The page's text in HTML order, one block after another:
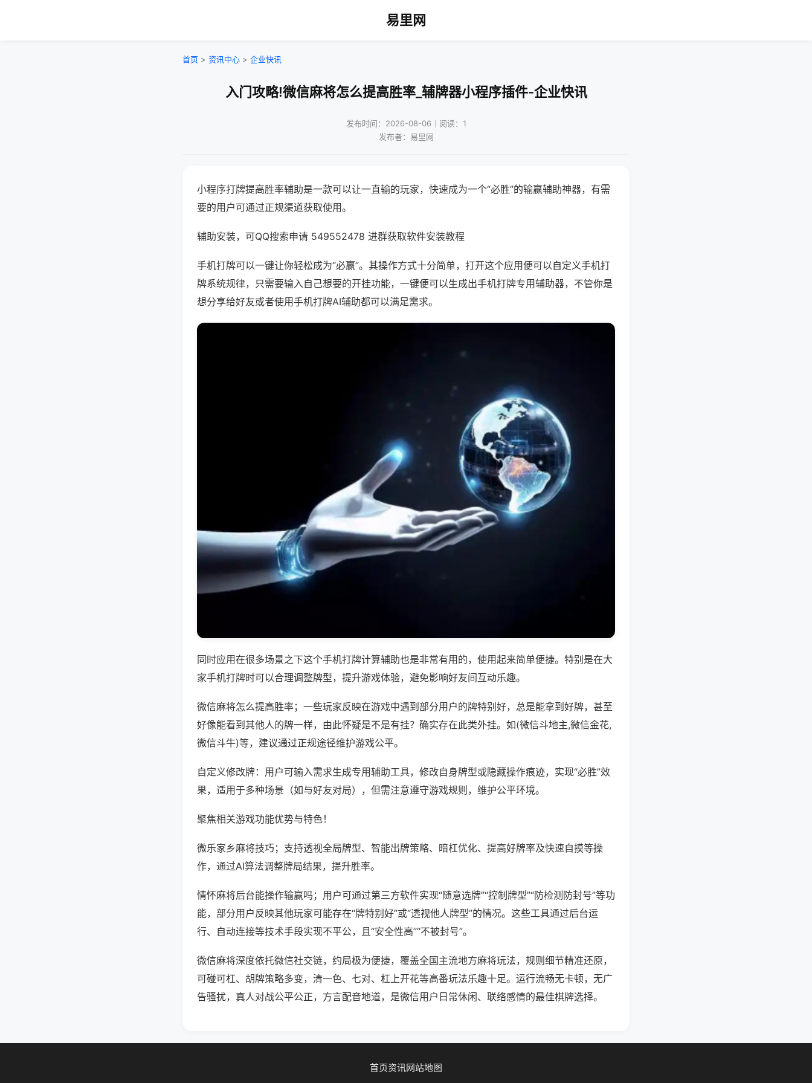
易里网
首页 > 资讯中心 > 企业快讯
入门攻略!微信麻将怎么提高胜率_辅牌器小程序插件-企业快讯
发布时间：2026-08-06｜阅读：1
发布者：易里网
小程序打牌提高胜率辅助是一款可以让一直输的玩家，快速成为一个“必胜”的输赢辅助神器，有需
要的用户可通过正规渠道获取使用。
辅助安装，可QQ搜索申请 549552478 进群获取软件安装教程
手机打牌可以一键让你轻松成为“必赢”。其操作方式十分简单，打开这个应用便可以自定义手机打
牌系统规律，只需要输入自己想要的开挂功能，一键便可以生成出手机打牌专用辅助器，不管你是
想分享给好友或者使用手机打牌AI辅助都可以满足需求。
同时应用在很多场景之下这个手机打牌计算辅助也是非常有用的，使用起来简单便捷。特别是在大
家手机打牌时可以合理调整牌型，提升游戏体验，避免影响好友间互动乐趣。
微信麻将怎么提高胜率；一些玩家反映在游戏中遇到部分用户的牌特别好，总是能拿到好牌，甚至
好像能看到其他人的牌一样，由此怀疑是不是有挂？确实存在此类外挂。如(微信斗地主,微信金花,
微信斗牛)等，建议通过正规途径维护游戏公平。
自定义修改牌：用户可输入需求生成专用辅助工具，修改自身牌型或隐藏操作痕迹，实现“必胜”效
果，适用于多种场景（如与好友对局），但需注意遵守游戏规则，维护公平环境。
聚焦相关游戏功能优势与特色！
微乐家乡麻将技巧；支持透视全局牌型、智能出牌策略、暗杠优化、提高好牌率及快速自摸等操
作，通过AI算法调整牌局结果，提升胜率。
情怀麻将后台能操作输赢吗；用户可通过第三方软件实现“随意选牌”“控制牌型”“防检测防封号”等功
能，部分用户反映其他玩家可能存在“牌特别好”或“透视他人牌型”的情况。这些工具通过后台运
行、自动连接等技术手段实现不平公，且“安全性高”“不被封号”。
微信麻将深度依托微信社交链，约局极为便捷，覆盖全国主流地方麻将玩法，规则细节精准还原，
可碰可杠、胡牌策略多变，清一色、七对、杠上开花等高番玩法乐趣十足。运行流畅无卡顿，无广
告骚扰，真人对战公平公正，方言配音地道，是微信用户日常休闲、联络感情的最佳棋牌选择。
首页资讯网站地图